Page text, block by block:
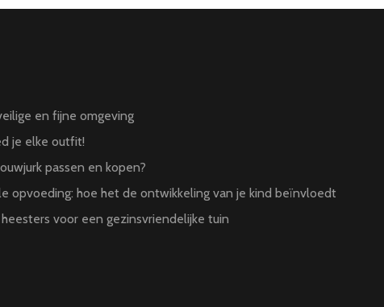
en fijne omgeving
je elke outfit!
passen en kopen?
opvoeding: hoe het de ontwikkeling van je kind beïnvloedt
voor een gezinsvriendelijke tuin